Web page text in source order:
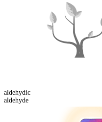
aldehydic
aldehyde